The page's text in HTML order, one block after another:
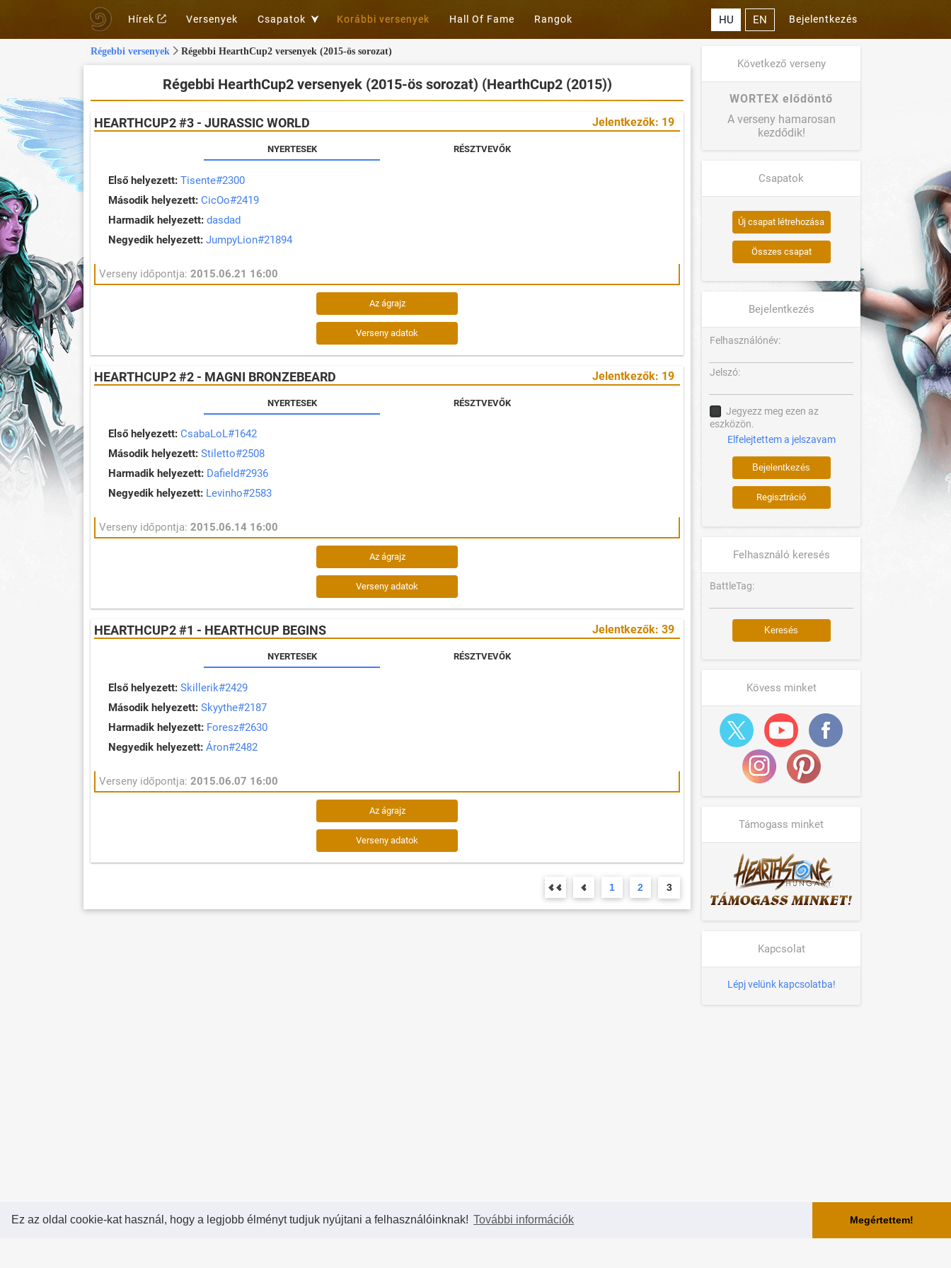
Ez az oldal cookie-kat használ, hogy a legjobb élményt tudjuk nyújtani a felhasználóinknak! További információk Megértettem!
Hírek Versenyek Csapatok Korábbi versenyek Hall Of Fame Rangok Bejelentkezés
HU EN
Régebbi versenyek Régebbi HearthCup2 versenyek (2015-ös sorozat)
Régebbi HearthCup2 versenyek (2015-ös sorozat) (HearthCup2 (2015))
Jelentkezők: 19
HEARTHCUP2 #3 - JURASSIC WORLD
NYERTESEK RÉSZTVEVŐK
Első helyezett: Tisente#2300
Második helyezett: CicOo#2419
Harmadik helyezett: dasdad
Negyedik helyezett: JumpyLion#21894
Verseny időpontja: 2015.06.21 16:00
Az ágrajz
Verseny adatok
Jelentkezők: 19
HEARTHCUP2 #2 - MAGNI BRONZEBEARD
NYERTESEK RÉSZTVEVŐK
Első helyezett: CsabaLoL#1642
Második helyezett: Stiletto#2508
Harmadik helyezett: Dafield#2936
Negyedik helyezett: Levinho#2583
Verseny időpontja: 2015.06.14 16:00
Az ágrajz
Verseny adatok
Jelentkezők: 39
HEARTHCUP2 #1 - HEARTHCUP BEGINS
NYERTESEK RÉSZTVEVŐK
Első helyezett: Skillerik#2429
Második helyezett: Skyythe#2187
Harmadik helyezett: Foresz#2630
Negyedik helyezett: Áron#2482
Verseny időpontja: 2015.06.07 16:00
Az ágrajz
Verseny adatok
1 2 3
Következő verseny
WORTEX elődöntő
A verseny hamarosan
kezdődik!
Csapatok
Új csapat létrehozása
Összes csapat
Bejelentkezés
Felhasználónév:
Jelszó:
Jegyezz meg ezen az
eszközön.
Elfelejtettem a jelszavam
Regisztráció
Felhasználó keresés
BattleTag:
Kövess minket
Támogass minket
Kapcsolat
Lépj velünk kapcsolatba!